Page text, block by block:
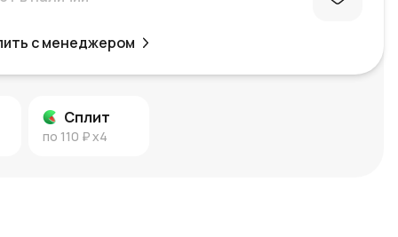
с менеджером
Сплит
по 110 ₽x4